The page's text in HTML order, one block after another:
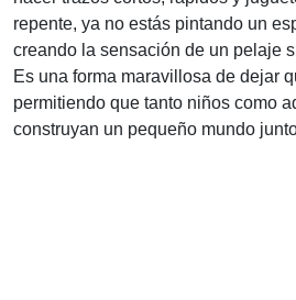
repente, ya no estás pintando un
creando la sensación de un pelaje
Es una forma maravillosa de dejar
permitiendo que tanto niños como
construyan un pequeño mundo